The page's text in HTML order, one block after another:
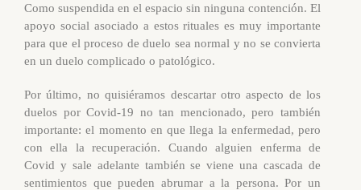
Como suspendida en el espacio sin ninguna contención. El
apoyo social asociado a estos rituales es muy importante
para que el proceso de duelo sea normal y no se convierta
en un duelo complicado o patológico.
Por último, no quisiéramos descartar otro aspecto de los
duelos por Covid-19 no tan mencionado, pero también
importante: el momento en que llega la enfermedad, pero
con ella la recuperación. Cuando alguien enferma de
Covid y sale adelante también se viene una cascada de
sentimientos que pueden abrumar a la persona. Por un